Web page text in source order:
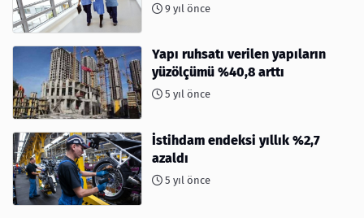
9 yıl önce
Yapı ruhsatı verilen yapıların
yüzölçümü %40,8 arttı
5 yıl önce
İstihdam endeksi yıllık %2,7
azaldı
5 yıl önce